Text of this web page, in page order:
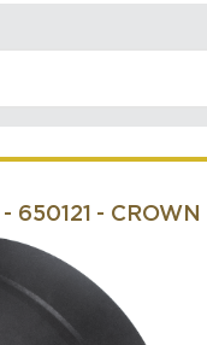
- 650121 - CROWN